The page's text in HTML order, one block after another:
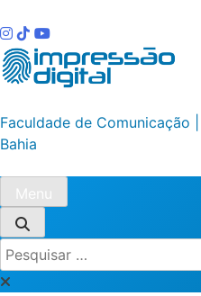
Impressão Digital
Faculdade de Comunicação
Bahia
Menu
Pesquisar
por: